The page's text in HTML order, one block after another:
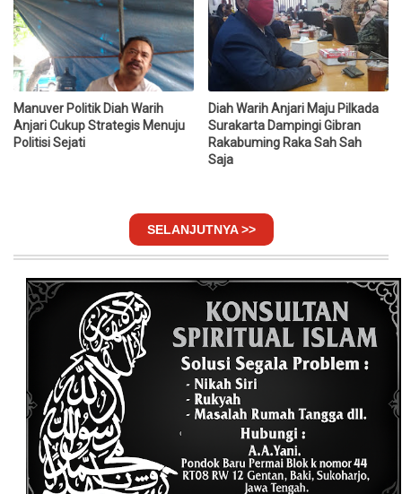
Manuver Politik Diah Warih
Anjari Cukup Strategis Menuju
Politisi Sejati
Diah Warih Anjari Maju Pilkada
Surakarta Dampingi Gibran
Rakabuming Raka Sah Sah
Saja
SELANJUTNYA >>